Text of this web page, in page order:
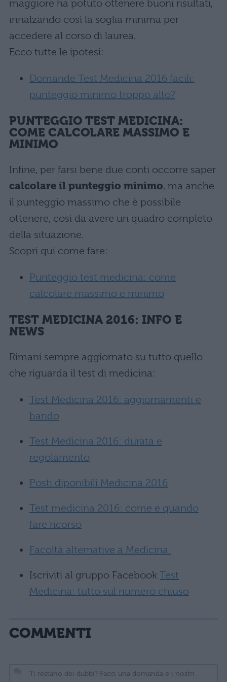
maggiore ha potuto ottenere buoni risultati,
innalzando così la soglia minima per
accedere al corso di laurea.
Ecco tutte le ipotesi:
Domande Test Medicina 2016 facili:
punteggio minimo troppo alto?
PUNTEGGIO TEST MEDICINA:
COME CALCOLARE MASSIMO E
MINIMO
Infine, per farsi bene due conti occorre saper
calcolare il punteggio minimo, ma anche
il punteggio massimo che è possibile
ottenere, così da avere un quadro completo
della situazione.
Scopri qui come fare:
Punteggio test medicina: come
calcolare massimo e minimo
TEST MEDICINA 2016: INFO E
NEWS
Rimani sempre aggiornato su tutto quello
che riguarda il test di medicina:
Test Medicina 2016: aggiornamenti e
bando
Test Medicina 2016: durata e
regolamento
Posti diponibili Medicina 2016
Test medicina 2016: come e quando
fare ricorso
Facoltà alternative a Medicina
Iscriviti al gruppo Facebook Test
Medicina: tutto sul numero chiuso
COMMENTI